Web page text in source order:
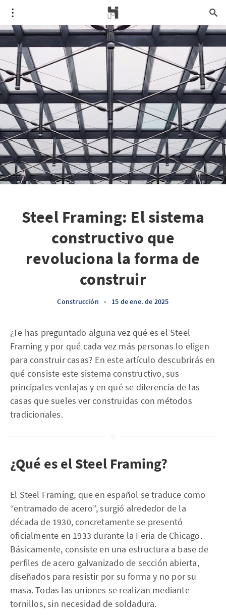
Steel Framing: El sistema
constructivo que
revoluciona la forma de
construir
Construcción • 15 de ene. de 2025
¿Te has preguntado alguna vez qué es el Steel
Framing y por qué cada vez más personas lo eligen
para construir casas? En este artículo descubrirás en
qué consiste este sistema constructivo, sus
principales ventajas y en qué se diferencia de las
casas que sueles ver construidas con métodos
tradicionales.
¿Qué es el Steel Framing?
El Steel Framing, que en español se traduce como
“entramado de acero”, surgió alrededor de la
década de 1930, concretamente se presentó
oficialmente en 1933 durante la Feria de Chicago.
Básicamente, consiste en una estructura a base de
perfiles de acero galvanizado de sección abierta,
diseñados para resistir por su forma y no por su
masa. Todas las uniones se realizan mediante
tornillos, sin necesidad de soldadura.